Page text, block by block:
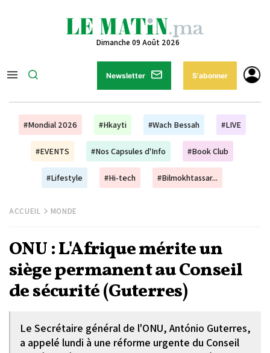
Dimanche 09 Août 2026
Newsletter S'abonner
#Mondial 2026 #Hkayti #Wach Bessah #LIVE
#EVENTS #Nos Capsules d'Info #Book Club
#Lifestyle #Hi-tech #Bilmokhtassar...
ACCUEIL MONDE
ONU : L'Afrique mérite un
siège permanent au Conseil
de sécurité (Guterres)
Le Secrétaire général de l'ONU, António Guterres,
a appelé lundi à une réforme urgente du Conseil